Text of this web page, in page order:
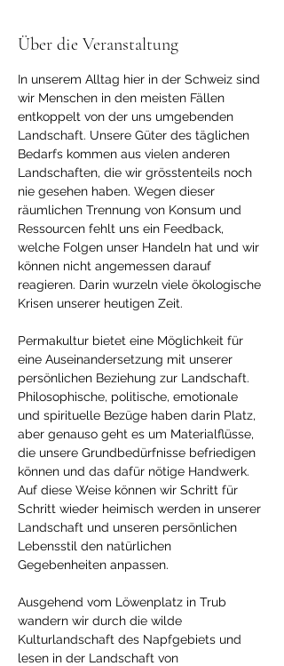
Über die Veranstaltung
In unserem Alltag hier in der Schweiz sind
wir Menschen in den meisten Fällen
entkoppelt von der uns umgebenden
Landschaft. Unsere Güter des täglichen
Bedarfs kommen aus vielen anderen
Landschaften, die wir grösstenteils noch
nie gesehen haben. Wegen dieser
räumlichen Trennung von Konsum und
Ressourcen fehlt uns ein Feedback,
welche Folgen unser Handeln hat und wir
können nicht angemessen darauf
reagieren. Darin wurzeln viele ökologische
Krisen unserer heutigen Zeit.
Permakultur bietet eine Möglichkeit für
eine Auseinandersetzung mit unserer
persönlichen Beziehung zur Landschaft.
Philosophische, politische, emotionale
und spirituelle Bezüge haben darin Platz,
aber genauso geht es um Materialflüsse,
die unsere Grundbedürfnisse befriedigen
können und das dafür nötige Handwerk.
Auf diese Weise können wir Schritt für
Schritt wieder heimisch werden in unserer
Landschaft und unseren persönlichen
Lebensstil den natürlichen
Gegebenheiten anpassen.
Ausgehend vom Löwenplatz in Trub
wandern wir durch die wilde
Kulturlandschaft des Napfgebiets und
lesen in der Landschaft von